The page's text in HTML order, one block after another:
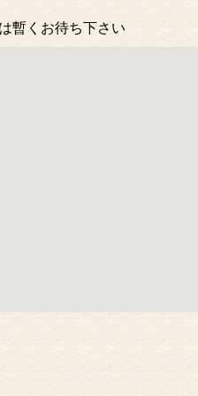
暫くお待ち下さい